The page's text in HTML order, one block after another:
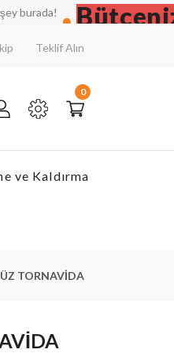
Bütçenizi
Teklif Alın
0
ve Kaldırma
TORNAVİDA